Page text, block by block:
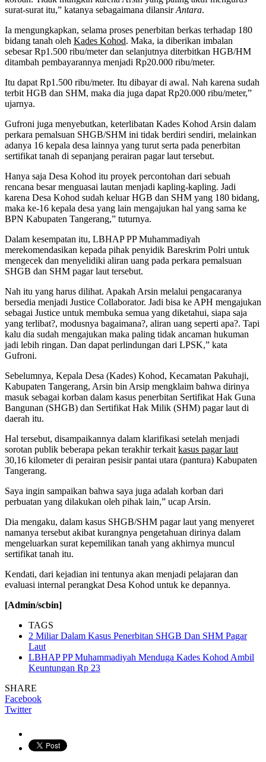
surat-surat itu,” katanya sebagaimana dilansirAntara.
Ia mengungkapkan, selama proses penerbitan berkas terhadap 180
bidang tanah oleh Kades Kohod. Maka, ia diberikan imbalan
sebesar Rp1.500 ribu/meter dan selanjutnya diterbitkan HGB/HM
ditambah pembayarannya menjadi Rp20.000 ribu/meter.
Itu dapat Rp1.500 ribu/meter. Itu dibayar di awal. Nah karena sudah
terbit HGB dan SHM, maka dia juga dapat Rp20.000 ribu/meter,”
ujarnya.
Gufroni juga menyebutkan, keterlibatan Kades Kohod Arsin dalam
perkara pemalsuan SHGB/SHM ini tidak berdiri sendiri, melainkan
adanya 16 kepala desa lainnya yang turut serta pada penerbitan
sertifikat tanah di sepanjang perairan pagar laut tersebut.
Hanya saja Desa Kohod itu proyek percontohan dari sebuah
rencana besar menguasai lautan menjadi kapling-kapling. Jadi
karena Desa Kohod sudah keluar HGB dan SHM yang 180 bidang,
maka ke-16 kepala desa yang lain mengajukan hal yang sama ke
BPN Kabupaten Tangerang,” tuturnya.
Dalam kesempatan itu, LBHAP PP Muhammadiyah
merekomendasikan kepada pihak penyidik Bareskrim Polri untuk
mengecek dan menyelidiki aliran uang pada perkara pemalsuan
SHGB dan SHM pagar laut tersebut.
Nah itu yang harus dilihat. Apakah Arsin melalui pengacaranya
bersedia menjadi Justice Collaborator. Jadi bisa ke APH mengajukan
sebagai Justice untuk membuka semua yang diketahui, siapa saja
yang terlibat?, modusnya bagaimana?, aliran uang seperti apa?. Tapi
kalu dia sudah mengajukan maka paling tidak ancaman hukuman
jadi lebih ringan. Dan dapat perlindungan dari LPSK,” kata
Gufroni.
Sebelumnya, Kepala Desa (Kades) Kohod, Kecamatan Pakuhaji,
Kabupaten Tangerang, Arsin bin Arsip mengklaim bahwa dirinya
masuk sebagai korban dalam kasus penerbitan Sertifikat Hak Guna
Bangunan (SHGB) dan Sertifikat Hak Milik (SHM) pagar laut di
daerah itu.
Hal tersebut, disampaikannya dalam klarifikasi setelah menjadi
sorotan publik beberapa pekan terakhir terkait kasus pagar laut
30,16 kilometer di perairan pesisir pantai utara (pantura) Kabupaten
Tangerang.
Saya ingin sampaikan bahwa saya juga adalah korban dari
perbuatan yang dilakukan oleh pihak lain,” ucap Arsin.
Dia mengaku, dalam kasus SHGB/SHM pagar laut yang menyeret
namanya tersebut akibat kurangnya pengetahuan dirinya dalam
mengeluarkan surat kepemilikan tanah yang akhirnya muncul
sertifikat tanah itu.
Kendati, dari kejadian ini tentunya akan menjadi pelajaran dan
evaluasi internal perangkat Desa Kohod untuk ke depannya.
[Admin/scbin]
TAGS
2 Miliar Dalam Kasus Penerbitan SHGB Dan SHM Pagar
Laut
LBHAP PP Muhammadiyah Menduga Kades Kohod Ambil
Keuntungan Rp 23
SHARE
Facebook
Twitter